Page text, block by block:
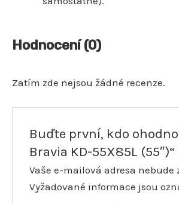
Hodnocení (0)
Zatím zde nejsou žádné recenze.
Buďte první, kdo
Bravia KD-55X85L (55″)“
Vaše e-mailová adresa nebude
Vyžadované informace jsou